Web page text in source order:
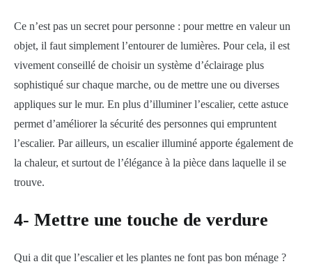
Ce n’est pas un secret pour personne : pour mettre en valeur un
objet, il faut simplement l’entourer de lumières. Pour cela, il est
vivement conseillé de choisir un système d’éclairage plus
sophistiqué sur chaque marche, ou de mettre une ou diverses
appliques sur le mur. En plus d’illuminer l’escalier, cette astuce
permet d’améliorer la sécurité des personnes qui empruntent
l’escalier. Par ailleurs, un escalier illuminé apporte également de
la chaleur, et surtout de l’élégance à la pièce dans laquelle il se
trouve.
4- Mettre une touche de verdure
Qui a dit que l’escalier et les plantes ne font pas bon ménage ?